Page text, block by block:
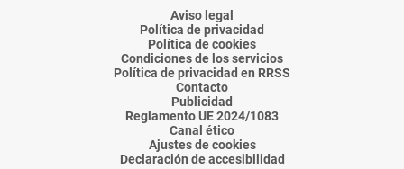
AlmeríaAlmeríaAlmería
Almería
Aviso legal
Política de privacidad
Política de cookies
Condiciones de los servicios
Política de privacidad en RRSS
Contacto
Publicidad
Reglamento UE 2024/1083
Canal ético
Ajustes de cookies
Declaración de accesibilidad